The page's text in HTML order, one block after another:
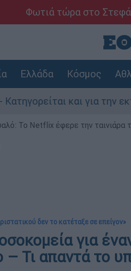
Φωτιά τώρα στο
Ελλάδα Κόσμος
και για την εκτέλεση
Το Netflix έφερε την
δεν το κατέταξε σε επείγον»
για
– Τι απαντά το